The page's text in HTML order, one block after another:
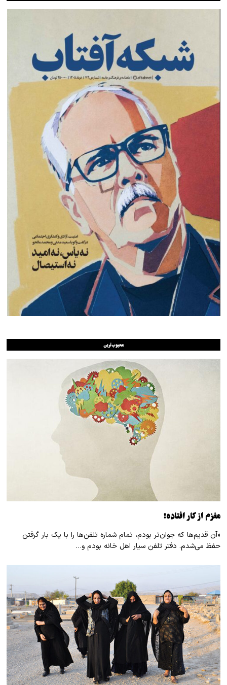
محبوب‌ترین
مغزم از کار افتاده!
«آن قدیم‌ها که جوان‌تر بودم، تمام شماره تلفن‌ها را با یک بار گرفتن
حفظ می‌شدم. دفتر تلفن سیار اهل خانه بودم و…